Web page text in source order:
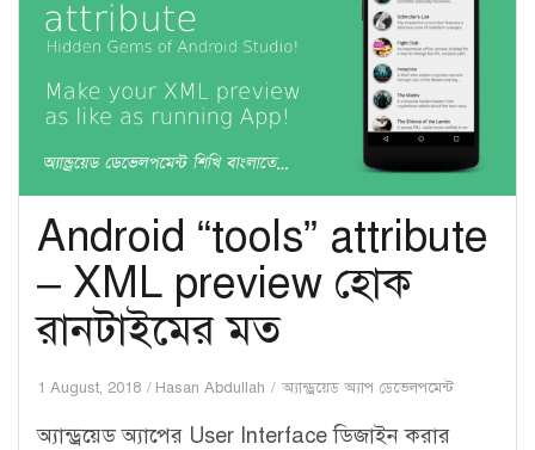
Android “tools” attribute
– XML preview হোক
রানটাইমের মত
1 August, 2018 Hasan Abdullah অ্যান্ড্রয়েড অ্যাপ ডেভেলপমেন্ট
অ্যান্ড্রয়েড অ্যাপের User Interface ডিজাইন করার